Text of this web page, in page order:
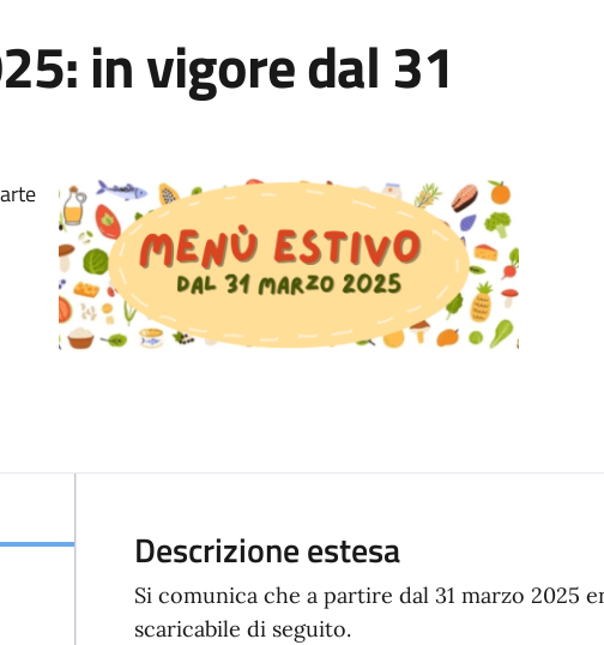
in vigore dal 31
Descrizione estesa
Si comunica che a partire dal 31 marzo 2025
scaricabile di seguito.